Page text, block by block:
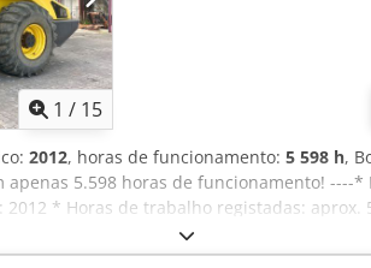
1 / 15
2012, horas de funcionamento: 5 598 h,
apenas 5.598 horas de funcionamento! ----
2012 * Horas de trabalho registadas: aprox.
Máquina alemã * 119 KW * Motor Deutz
39.900 Euros, líquido + 19% IVA ----